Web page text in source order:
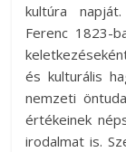
kultúra
Ferenc 1823-
és kulturális
nemzeti
értékeinek
irodalmat is.